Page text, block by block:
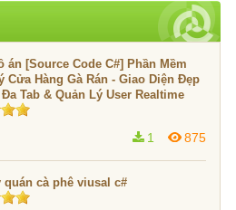
án [Source Code C#] Phần Mềm
Cửa Hàng Gà Rán - Giao Diện Đẹp
Tab & Quản Lý User Realtime
875
1
quán cà phê viusal c#